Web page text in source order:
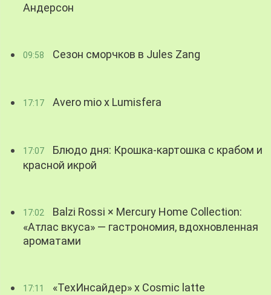
Андерсон
09:58 Сезон сморчков в Jules Zang
17:17 Avero mio x Lumisfera
17:07
Блюдо дня: Крошка-картошка с крабом и
красной икрой
17:02
Balzi Rossi × Mercury Home Collection:
«Атлас вкуса» — гастрономия, вдохновленная
ароматами
17:11 «ТехИнсайдер» х Cosmic latte